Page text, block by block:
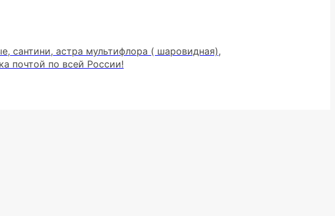
сантини, астра мультифлора ( шаровидная),
почтой по всей России!